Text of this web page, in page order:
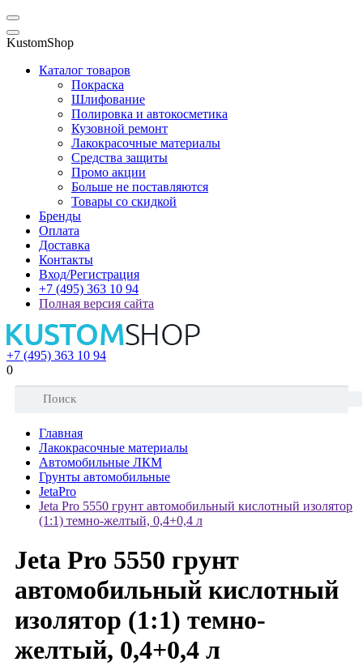
KustomShop
Каталог товаров
Покраска
Шлифование
Полировка и автокосметика
Кузовной ремонт
Лакокрасочные материалы
Средства защиты
Промо акции
Больше не поставляются
Товары со скидкой
Бренды
Оплата
Доставка
Контакты
Вход/Регистрация
+7 (495) 363 10 94
Полная версия сайта
+7 (495) 363 10 94
0
Главная
Лакокрасочные материалы
Автомобильные ЛКМ
Грунты автомобильные
JetaPro
Jeta Pro 5550 грунт автомобильный кислотный изолятор
(1:1) темно-желтый, 0,4+0,4 л
Jeta Pro 5550 грунт
автомобильный кислотный
изолятор (1:1) темно-
желтый, 0,4+0,4 л